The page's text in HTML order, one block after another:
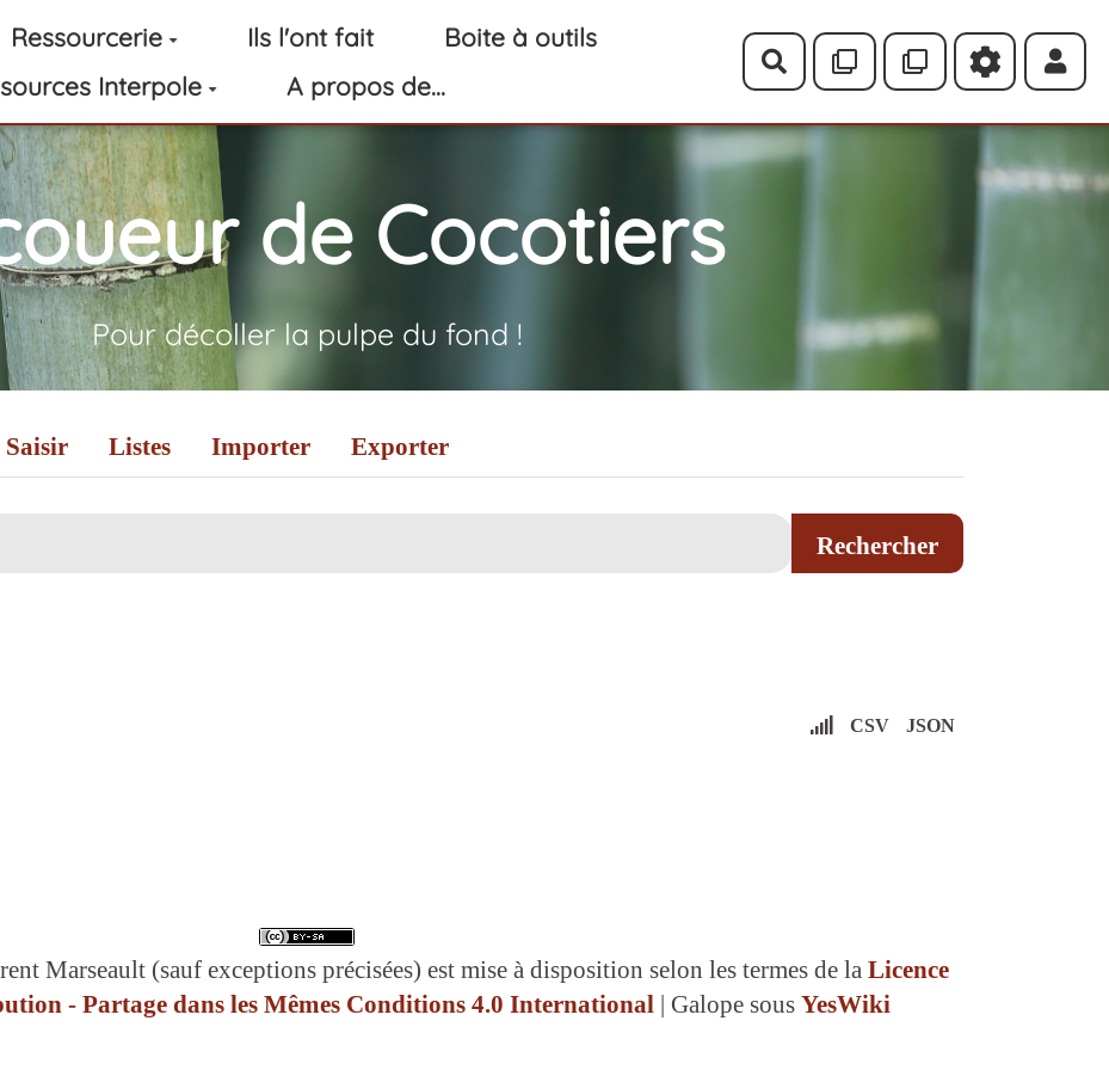
Ressourcerie Ils l'ont fait
Boite à outils
Interpole
A propos de...
Rechercher
de Cocotiers
Pour décoller la pulpe du fond !
Saisir Listes Importer Exporter
CSV JSON
Marseault (sauf exceptions précisées) est mise à disposition selon les termes de la Licence
- Partage dans les Mêmes Conditions 4.0 International | Galope sous YesWiki